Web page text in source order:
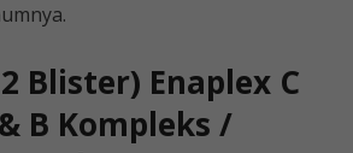
Blister) Enaplex C
B Kompleks /